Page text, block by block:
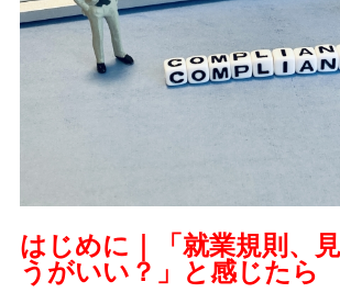
はじめに｜「就業規則、
うがいい？」と感じたら